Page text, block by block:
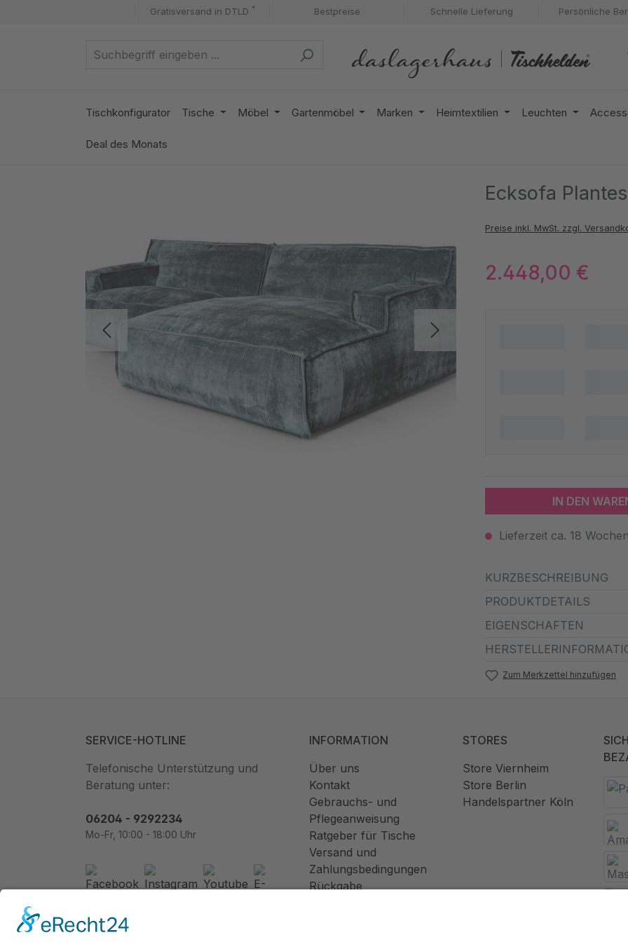
Zur Hauptnavigation springenGratisversand in DTLD * Bestpreise Schnelle Lieferung Persönliche
Tischkonfigurator Tische Möbel Gartenmöbel Marken Heimtextilien Leuchten
Deal des Monats
Ecksofa
Preise inkl. MwSt. zzgl.
2.448,00 €
IN DEN
Lieferzeit ca. 18 Wochen
KURZBESCHREIBUNG
PRODUKTDETAILS
EIGENSCHAFTEN
Zum Merkzettel hinzufügen
SERVICE-HOTLINE
Telefonische Unterstützung und
Beratung unter:
06204 - 9292234
Mo-Fr, 10:00 - 18:00 Uhr
Newsletter abonnieren
INFORMATION
Über uns
Kontakt
Gebrauchs- und
Pflegeanweisung
Ratgeber für Tische
Versand und
Zahlungsbedingungen
Rückgabe
STORES
Store Viernheim
Store Berlin
Handelspartner Köln